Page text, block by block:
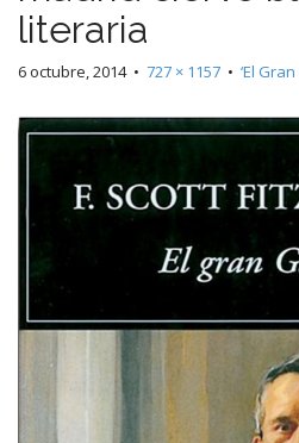
literaria
6 octubre, 2014• 727 × 1157 • ‘El